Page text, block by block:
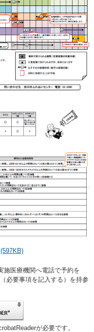
(597KB)
施医療機関へ電話で予約を
必要事項を記入する）を持参
が必要です。